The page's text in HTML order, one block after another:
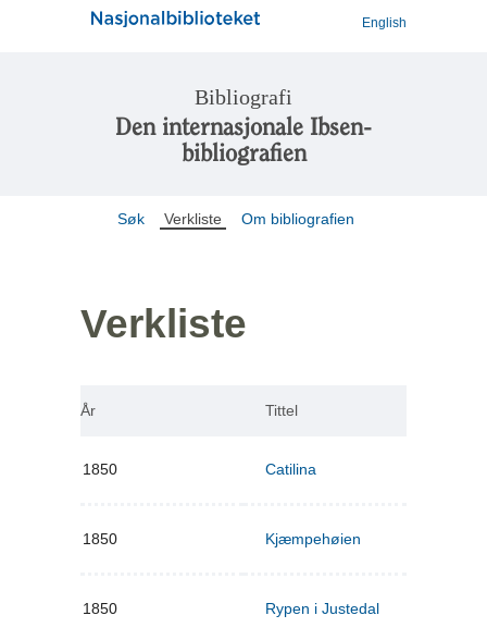
English
Bibliografi
Den internasjonale Ibsen-
bibliografien
Søk Verkliste Om bibliografien
Verkliste
År Tittel
1850 Catilina
1850 Kjæmpehøien
1850 Rypen i Justedal